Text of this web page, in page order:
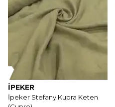
İPEKER
İpeker Stefany Kupra Keten